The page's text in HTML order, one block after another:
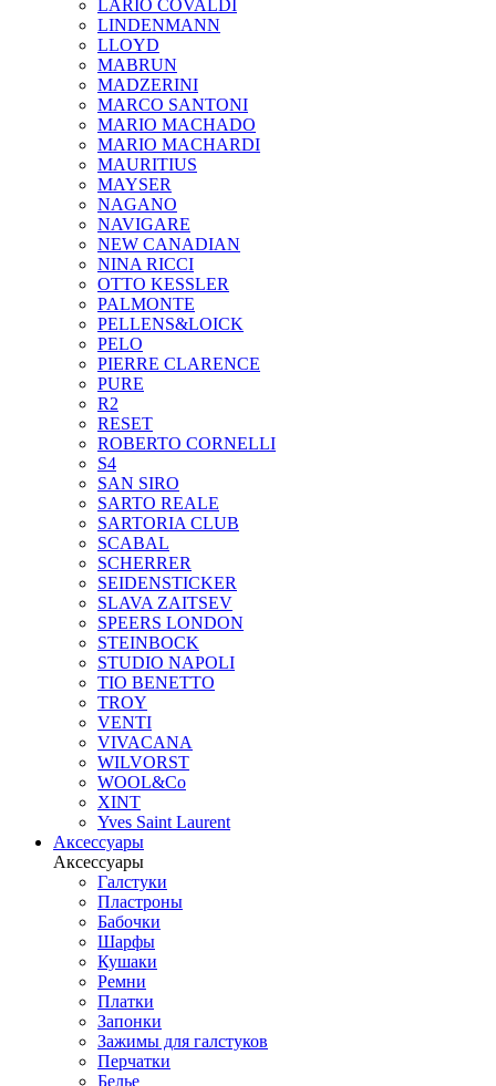
LARIO COVALDI
LINDENMANN
LLOYD
MABRUN
MADZERINI
MARCO SANTONI
MARIO MACHADO
MARIO MACHARDI
MAURITIUS
MAYSER
NAGANO
NAVIGARE
NEW CANADIAN
NINA RICCI
OTTO KESSLER
PALMONTE
PELLENS&LOICK
PELO
PIERRE CLARENCE
PURE
R2
RESET
ROBERTO CORNELLI
S4
SAN SIRO
SARTO REALE
SARTORIA CLUB
SCABAL
SCHERRER
SEIDENSTICKER
SLAVA ZAITSEV
SPEERS LONDON
STEINBOCK
STUDIO NAPOLI
TIO BENETTO
TROY
VENTI
VIVACANA
WILVORST
WOOL&Co
XINT
Yves Saint Laurent
Аксессуары
Аксессуары
Галстуки
Пластроны
Бабочки
Шарфы
Кушаки
Ремни
Платки
Запонки
Зажимы для галстуков
Перчатки
Белье